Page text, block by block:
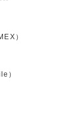
）
）